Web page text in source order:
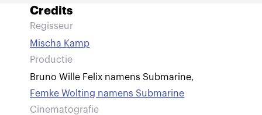
Credits
Regisseur
Mischa Kamp
Productie
Bruno Wille Felix namens Submarine,
Femke Wolting namens Submarine
Cinematografie